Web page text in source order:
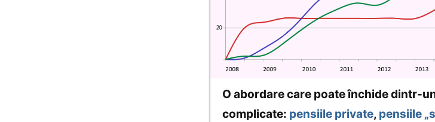
O abordare care poate închide dintr-
complicate: pensiile private, pensiile